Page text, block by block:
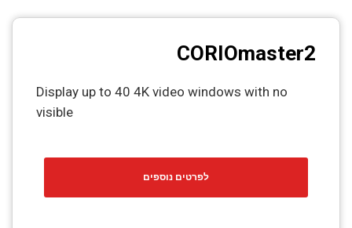
PTZ Confrence Camera
C-Mount Lenss
Professional Video Equipment
AV over IP
CORIOmaster2
Display up to 40 4K video windows with no
visible
לפרטים נוספים